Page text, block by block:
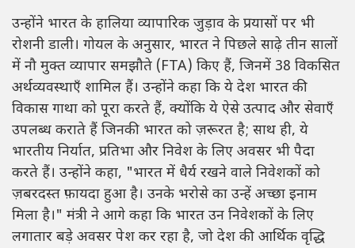
उन्होंने भारत के हालिया व्यापारिक जुड़ाव के प्रयासों पर भी
रोशनी डाली। गोयल के अनुसार, भारत ने पिछले साढ़े तीन सालों
में नौ मुक्त व्यापार समझौते (FTA) किए हैं, जिनमें 38 विकसित
अर्थव्यवस्थाएँ शामिल हैं। उन्होंने कहा कि ये देश भारत की
विकास गाथा को पूरा करते हैं, क्योंकि ये ऐसे उत्पाद और सेवाएँ
उपलब्ध कराते हैं जिनकी भारत को ज़रूरत है; साथ ही, ये
भारतीय निर्यात, प्रतिभा और निवेश के लिए अवसर भी पैदा
करते हैं। उन्होंने कहा, "भारत में धैर्य रखने वाले निवेशकों को
ज़बरदस्त फ़ायदा हुआ है। उनके भरोसे का उन्हें अच्छा इनाम
मिला है।" मंत्री ने आगे कहा कि भारत उन निवेशकों के लिए
लगातार बड़े अवसर पेश कर रहा है, जो देश की आर्थिक वृद्धि